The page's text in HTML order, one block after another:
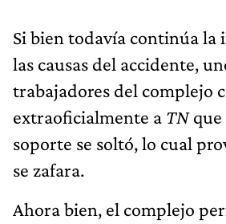
Si bien todavía continúa la
las causas del accidente,
trabajadores del complejo
extraoficialmente a TNque
soporte se soltó, lo cual
se zafara.
Ahora bien, el complejo